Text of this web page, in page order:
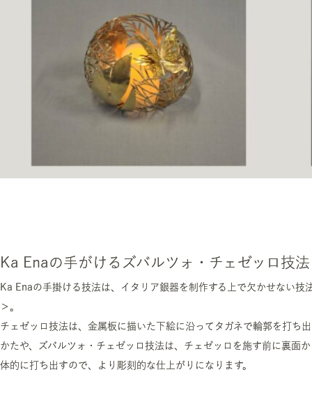
Ka Enaの手がけるズバルツォ・チェゼッロ技法
Ka Enaの手掛ける技法は、イタリア銀器を制作する上で欠かせない
＞。
チェゼッロ技法は、金属板に描いた下絵に沿ってタガネで輪郭を打ち
かたや、ズバルツォ・チェゼッロ技法は、チェゼッロを施す前に裏面
体的に打ち出すので、より彫刻的な仕上がりになります。